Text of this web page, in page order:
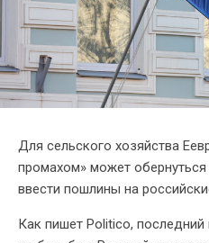
Для сельского хозяйства
промахом» может
ввести пошлины на
Как пишет Politico,